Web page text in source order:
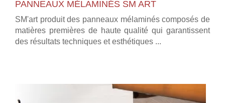
PANNEAUX MÉLAMINÉS SM ART
SM'art produit des panneaux mélaminés composés de
matières premières de haute qualité qui garantissent
des résultats techniques et esthétiques ...